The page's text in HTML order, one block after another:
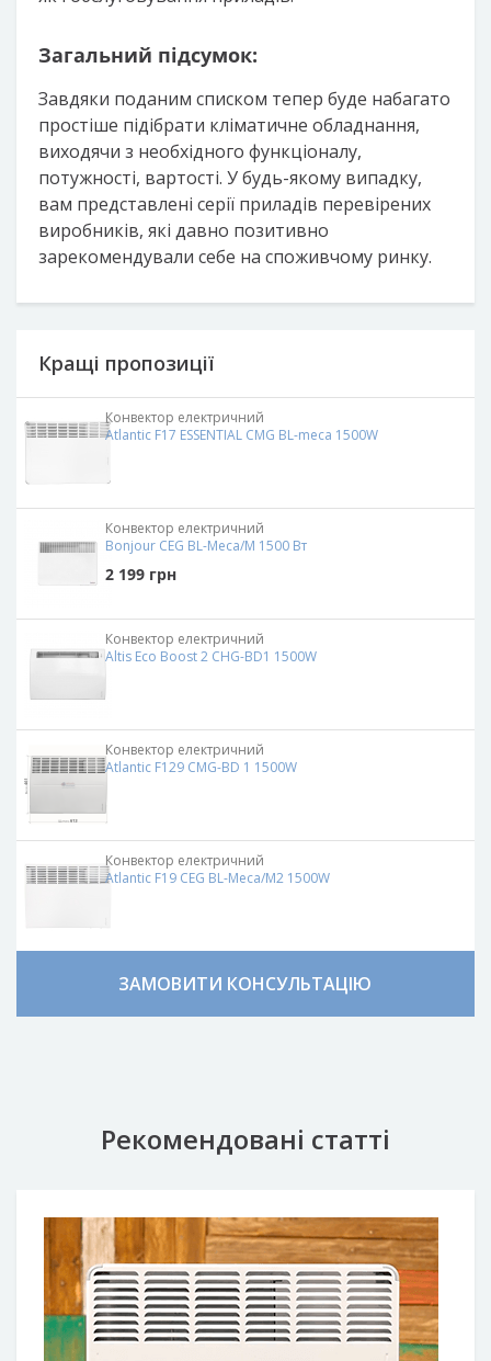
Загальний підсумок:
Завдяки поданим списком тепер буде набагато
простіше підібрати кліматичне обладнання,
виходячи з необхідного функціоналу,
потужності, вартості. У будь-якому випадку,
вам представлені серії приладів перевірених
виробників, які давно позитивно
зарекомендували себе на споживчому ринку.
Кращі пропозиції
Конвектор електричний
Atlantic F17 ESSENTIAL CMG BL-meca 1500W
Конвектор електричний
Bonjour CEG BL-Meca/M 1500 Вт
2 199 грн
Конвектор електричний
Altis Eco Boost 2 CHG-BD1 1500W
Конвектор електричний
Atlantic F129 CMG-BD 1 1500W
Конвектор електричний
Atlantic F19 CEG BL-Meca/M2 1500W
ЗАМОВИТИ КОНСУЛЬТАЦІЮ
Рекомендовані статті